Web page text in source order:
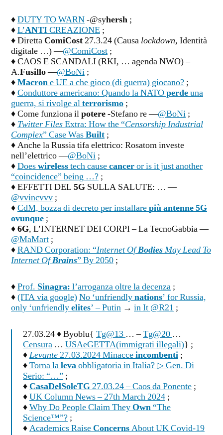
♦DUTY TO WARN-@syhersh ;
♦L’ANTICREAZIONE ;
♦ Diretta ComiCost27.3.24 (Causa lockdown, Identità
digitale …) —@ComiCost ;
♦ CAOS E SCANDALI (RKI, … agenda NWO) –
A.Fusillo—@BoNi ;
♦Macrone UE a che gioco (di guerra) giocano? ;
♦Conduttore americano: Quando la NATOperdeuna
guerra, si rivolge alterrorismo ;
♦ Come funziona ilpotere-Stefano re —@BoNi ;
♦ Twitter FilesExtra: How the “Censorship Industrial
Complex” Case WasBuilt ;
♦ Anche la Russia tifa elettrico: Rosatom investe
nell’elettrico —@BoNi ;
♦Doeswirelesstech causecanceror is it just another
“coincidence” being …? ;
♦ EFFETTI DEL 5G SULLA SALUTE: … —
@vvincvvv ;
♦CdM, bozza di decreto per installarepiù antenne 5G
ovunque ;
♦6G, L’INTERNET DEI CORPI –La TecnoGabbia —
@MaMart ;
♦RAND Corporation: “Internet OfBodiesMay Lead To
Internet OfBrains” By 2050 ;
♦Prof. Sinagra: l’arroganza oltre la decenza ;
♦(ITA via google)No ‘unfriendlynations’ for Russia,
only ‘unfriendlyelites’ – Putin → in It @R21 ;
27.03.24 ♦ Byoblu{ Tg@13 … –Tg@20 …
Censura … USAeGETTA(immigrati illegali)} ;
♦Levante27.03.2024 Minacceincombenti ;
♦Torna lalevaobbligatoria in Italia? ▷ Gen. Di
Serio: “…” ;
♦CasaDelSoleTG27.03.24 – Caos da Ponente ;
♦UK Column News – 27th March 2024 ;
♦Why Do People Claim TheyOwn“The
Science™”? ;
♦Academics RaiseConcernsAbout UK Covid-19